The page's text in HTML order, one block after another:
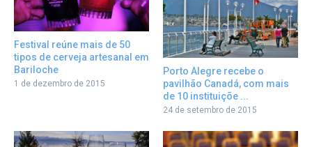
Festival reúne mais de 50
tipos de cerveja artesanal em
Bariloche
1 de dezembro de 2015
Porto Alegre recebe o
pavilhão Canadá, com mais
de 10 instituiçõe ...
24 de setembro de 2015